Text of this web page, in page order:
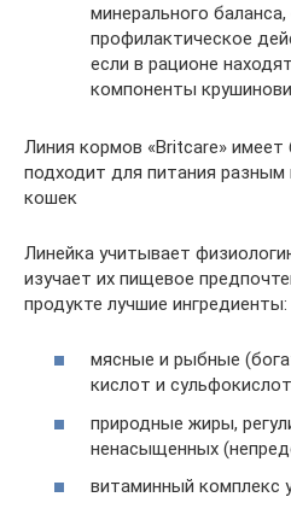
минерального
профилактическое
если в рационе
компоненты
Линия кормов «Britcare»
подходит для питания разным
кошек
Линейка учитывает
изучает их пищевое
продукте лучшие ингредиенты:
мясные и рыбные
кислот и
природные жиры,
ненасыщенных
витаминный комплекс